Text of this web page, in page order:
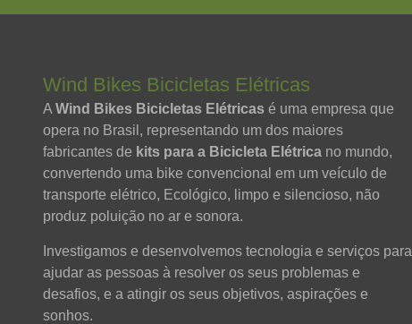
Wind Bikes Bicicletas Elétricas
AWind Bikes Bicicletas Elétricas é uma empresa que
opera no Brasil, representando um dos maiores
fabricantes de kits para a Bicicleta Elétrica no mundo,
convertendo uma bike convencional em um veículo de
transporte elétrico, Ecológico, limpo e silencioso, não
produz poluição no ar e sonora.
Investigamos e desenvolvemos tecnologia e serviços para
ajudar as pessoas à resolver os seus problemas e
desafios, e a atingir os seus objetivos, aspirações e
sonhos.